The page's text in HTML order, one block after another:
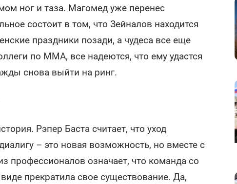
ног и таза. Магомед уже перенес
состоит в том, что Зейналов находится
праздники позади, а чудеса все еще
по MMA, все надеются, что ему удастся
снова выйти на ринг.
Рэпер Баста считает, что уход
– это новая возможность, но вместе с
профессионалов означает, что команда со
прекратила свое существование. Да,